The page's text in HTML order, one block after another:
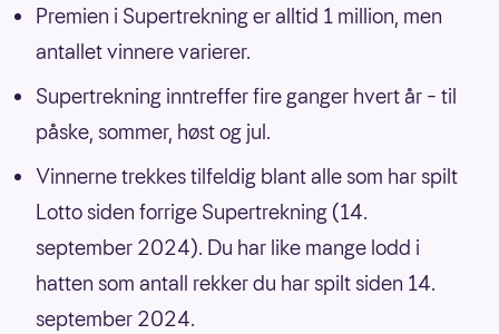
Premien i Supertrekning er alltid 1 million, men
antallet vinnere varierer.
Supertrekning inntreffer fire ganger hvert år – til
påske, sommer, høst og jul.
Vinnerne trekkes tilfeldig blant alle som har spilt
Lotto siden forrige Supertrekning (14.
september 2024). Du har like mange lodd i
hatten som antall rekker du har spilt siden 14.
september 2024.